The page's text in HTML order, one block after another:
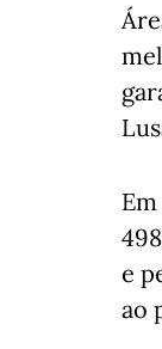
e
ao